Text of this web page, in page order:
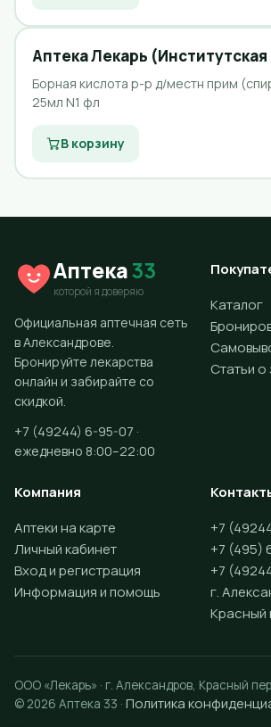
Аптека Лекарь
Борная кислота р-р д/местн прим
25мл N1 фл
В корзину
Аптека33
которой я доверяю
Официальная аптечная сеть
в Александрове.
Бронируйте лекарства
онлайн и забирайте со
скидкой.
+7 (49244) 6-95-07 ·
ежедневно 8:00–22:00
Каталог
Статьи
Компания
Аптеки на карте
Личный кабинет
Вход и регистрация
Информация и помощь
+7
+7 (495)
+7
г.
Красный
ООО «Лекарь» · г. Александров, Красный
© 2026 Аптека 33 · Политика